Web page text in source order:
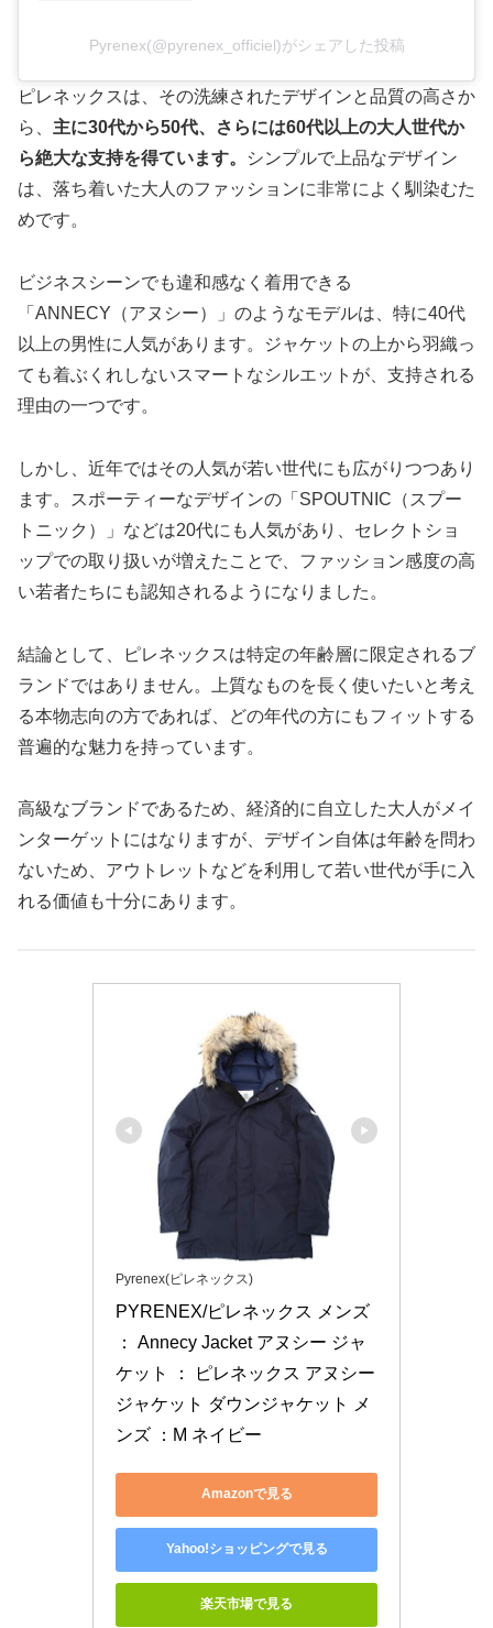
Pyrenex(@pyrenex_officiel)がシェアした投稿
ピレネックスは、その洗練されたデザインと品質の高さか
ら、 主に30代から50代、さらには60代以上の大人世代か
ら絶大な支持を得ています。
シンプルで上品なデザイン
は、落ち着いた大人のファッションに非常によく馴染むた
めです。
ビジネスシーンでも違和感なく着用できる
「ANNECY（アヌシー）」のようなモデルは、特に40代
以上の男性に人気があります。ジャケットの上から羽織っ
ても着ぶくれしないスマートなシルエットが、支持される
理由の一つです。
しかし、近年ではその人気が若い世代にも広がりつつあり
ます。スポーティーなデザインの「SPOUTNIC（スプー
トニック）」などは20代にも人気があり、セレクトショ
ップでの取り扱いが増えたことで、ファッション感度の高
い若者たちにも認知されるようになりました。
結論として、ピレネックスは特定の年齢層に限定されるブ
ランドではありません。上質なものを長く使いたいと考え
る本物志向の方であれば、どの年代の方にもフィットする
普遍的な魅力を持っています。
高級なブランドであるため、経済的に自立した大人がメイ
ンターゲットにはなりますが、デザイン自体は年齢を問わ
ないため、アウトレットなどを利用して若い世代が手に入
れる価値も十分にあります。
Pyrenex(ピレネックス)
PYRENEX/ピレネックス メンズ
： Annecy Jacket アヌシー ジャ
ケット ： ピレネックス アヌシー
ジャケット ダウンジャケット メ
ンズ ：M ネイビー
Amazonで見る
Yahoo!ショッピングで見る
楽天市場で見る